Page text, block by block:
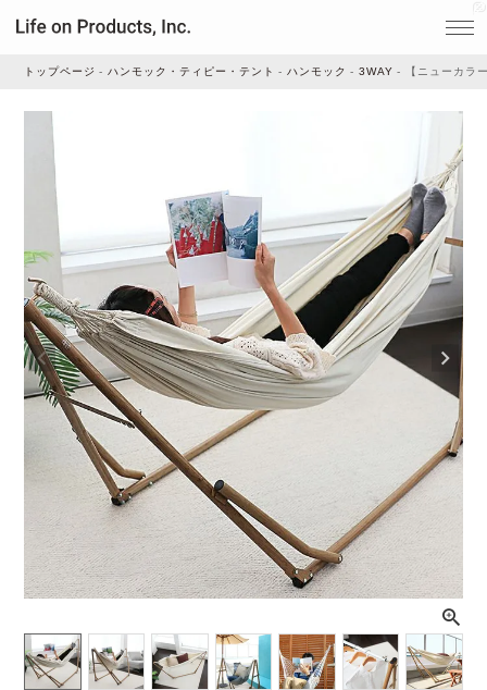
家事・生活雑貨
ルームフレグランス
ビューティー
デジタル雑貨
ライト・シーリングファン
アクセサリー・消耗品
アウトレット
トップページ ハンモック・ティピー・テント ハンモック 3WAY 【ニューカラ